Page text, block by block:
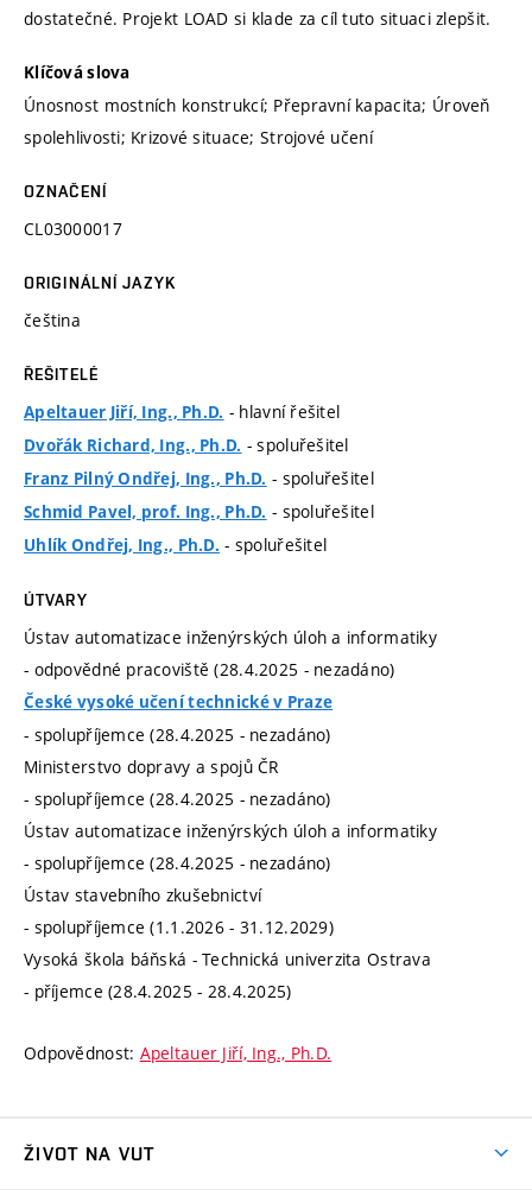
dostatečné. Projekt LOAD si klade za cíl tuto situaci zlepšit.
Klíčová slova
Únosnost mostních konstrukcí; Přepravní kapacita; Úroveň
spolehlivosti; Krizové situace; Strojové učení
OZNAČENÍ
CL03000017
ORIGINÁLNÍ JAZYK
čeština
ŘEŠITELÉ
Apeltauer Jiří, Ing., Ph.D. - hlavní řešitel
Dvořák Richard, Ing., Ph.D. - spoluřešitel
Franz Pilný Ondřej, Ing., Ph.D. - spoluřešitel
Schmid Pavel, prof. Ing., Ph.D. - spoluřešitel
Uhlík Ondřej, Ing., Ph.D. - spoluřešitel
ÚTVARY
Ústav automatizace inženýrských úloh a informatiky
- odpovědné pracoviště (28.4.2025 - nezadáno)
České vysoké učení technické v Praze
- spolupříjemce (28.4.2025 - nezadáno)
Ministerstvo dopravy a spojů ČR
- spolupříjemce (28.4.2025 - nezadáno)
Ústav automatizace inženýrských úloh a informatiky
- spolupříjemce (28.4.2025 - nezadáno)
Ústav stavebního zkušebnictví
- spolupříjemce (1.1.2026 - 31.12.2029)
Vysoká škola báňská - Technická univerzita Ostrava
- příjemce (28.4.2025 - 28.4.2025)
Odpovědnost: Apeltauer Jiří, Ing., Ph.D.
ŽIVOT NA VUT